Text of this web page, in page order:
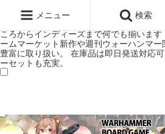
ミアムショップTORAYAMA。通販・オン
ハンマーとボードゲームのことなら当店
ころからインディーズまで何でも揃いま
ームマーケット新作や週刊ウォーハンマ
豊富に取り扱い。 在庫品は即日発送対応
ーセットも充実。
メニュー 検索